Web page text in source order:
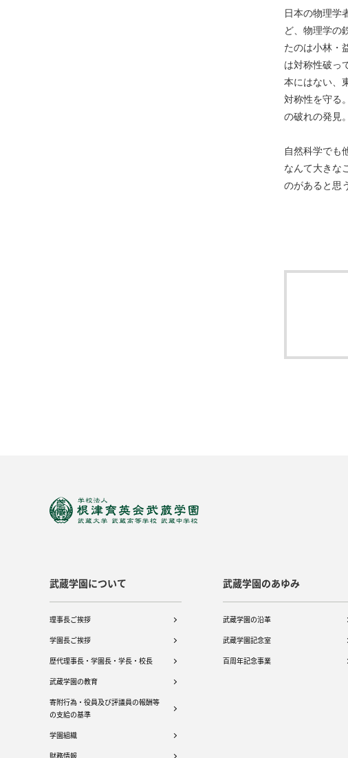
日本の物理学
ど、物理学の
たのは小林・
は対称性破っ
本にはない、
対称性を守る
の破れの発見。
自然科学でも
なんて大きな
のがあると思
武蔵学園について
理事長ご挨拶
学園長ご挨拶
歴代理事長・学園長・学長・校長
武蔵学園の教育
寄附行為・役員及び評議員の報酬等
の支給の基準
学園組織
財務情報
武蔵学園のあゆみ
武蔵学園の沿革
武蔵学園記念室
百周年記念事業